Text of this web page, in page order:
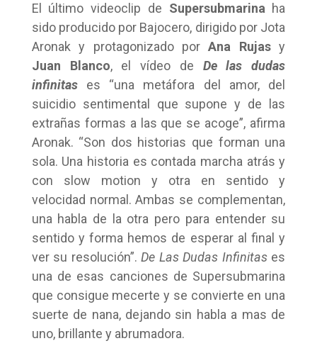
El último videoclip de Supersubmarina ha
sido producido por Bajocero, dirigido por Jota
Aronak y protagonizado porAna Rujasy
Juan Blanco, el vídeo de De las dudas
infinitases “una metáfora del amor, del
suicidio sentimental que supone y de las
extrañas formas a las que se acoge”, afirma
Aronak. “Son dos historias que forman una
sola. Una historia es contada marcha atrás y
con slow motion y otra en sentido y
velocidad normal. Ambas se complementan,
una habla de la otra pero para entender su
sentido y forma hemos de esperar al final y
ver su resolución”.De Las Dudas Infinitases
una de esas canciones de Supersubmarina
que consigue mecerte y se convierte en una
suerte de nana, dejando sin habla a mas de
uno, brillante y abrumadora.